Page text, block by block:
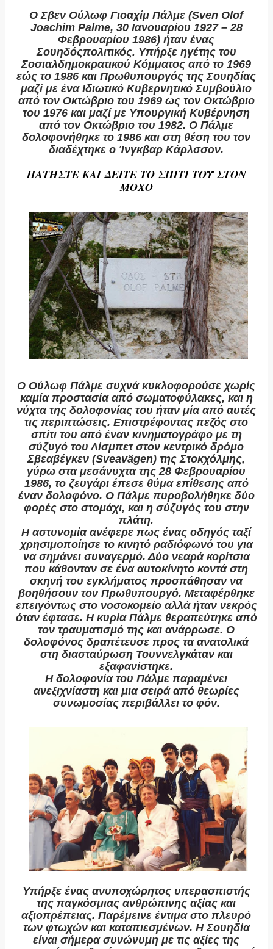
Ο Σβεν Ούλωφ Γιοαχίμ Πάλμε (Sven Olof
Joachim Palme, 30 Ιανουαρίου 1927 – 28
Φεβρουαρίου 1986) ήταν ένας
Σουηδόςπολιτικός. Υπήρξε ηγέτης του
Σοσιαλδημοκρατικού Κόμματος από το 1969
εώς το 1986 και Πρωθυπουργός της Σουηδίας
μαζί με ένα Ιδιωτικό Κυβερνητικό Συμβούλιο
από τον Οκτώβριο του 1969 ως τον Οκτώβριο
του 1976 και μαζί με Υπουργική Κυβέρνηση
από τον Οκτώβριο του 1982. Ο Πάλμε
δολοφονήθηκε το 1986 και στη θέση του τον
διαδέχτηκε ο Ίνγκβαρ Κάρλσσον.
ΠΑΤΗΣΤΕ ΚΑΙ ΔΕΙΤΕ ΤΟ ΣΠΙΤΙ ΤΟΥ ΣΤΟΝ
ΜΟΧΟ
Ο Ούλωφ Πάλμε συχνά κυκλοφορούσε χωρίς
καμία προστασία από σωματοφύλακες, και η
νύχτα της δολοφονίας του ήταν μία από αυτές
τις περιπτώσεις. Επιστρέφοντας πεζός στο
σπίτι του από έναν κινηματογράφο με τη
σύζυγό του Λίσμπετ στον κεντρικό δρόμο
Σβεαβέγκεν (Sveavägen) της Στοκχόλμης,
γύρω στα μεσάνυχτα της 28 Φεβρουαρίου
1986, το ζευγάρι έπεσε θύμα επίθεσης από
έναν δολοφόνο. Ο Πάλμε πυροβολήθηκε δύο
φορές στο στομάχι, και η σύζυγός του στην
πλάτη.
Η αστυνομία ανέφερε πως ένας οδηγός ταξί
χρησιμοποίησε το κινητό ραδιόφωνό του για
να σημάνει συναγερμό. Δύο νεαρά κορίτσια
που κάθονταν σε ένα αυτοκίνητο κοντά στη
σκηνή του εγκλήματος προσπάθησαν να
βοηθήσουν τον Πρωθυπουργό. Μεταφέρθηκε
επειγόντως στο νοσοκομείο αλλά ήταν νεκρός
όταν έφτασε. Η κυρία Πάλμε θεραπεύτηκε από
τον τραυματισμό της και ανάρρωσε. Ο
δολοφόνος δραπέτευσε προς τα ανατολικά
στη διασταύρωση Τουννελγκάταν και
εξαφανίστηκε.
Η δολοφονία του Πάλμε παραμένει
ανεξιχνίαστη και μια σειρά από θεωρίες
συνωμοσίας περιβάλλει το φόν.
Υπήρξε ένας ανυποχώρητος υπερασπιστής
της παγκόσμιας ανθρώπινης αξίας και
αξιοπρέπειας. Παρέμεινε έντιμα στο πλευρό
των φτωχών και καταπιεσμένων. Η Σουηδία
είναι σήμερα συνώνυμη με τις αξίες της